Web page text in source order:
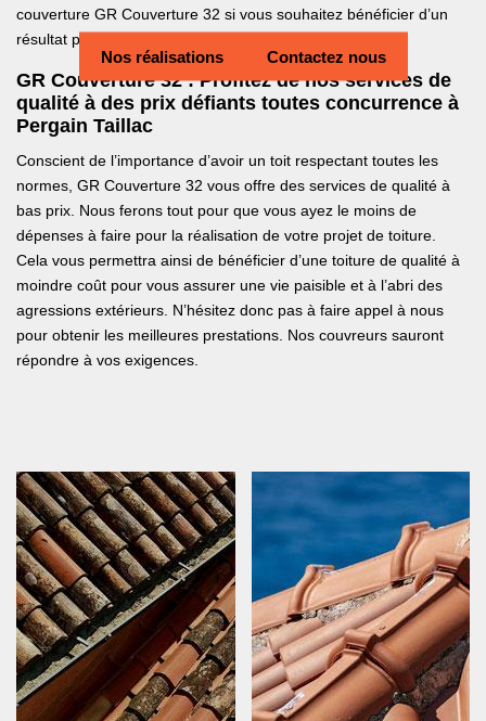
Nos réalisations Contactez nous
couverture GR Couverture 32 si vous souhaitez bénéficier d’un
résultat parfait.
GR Couverture 32 : Profitez de nos services de
qualité à des prix défiants toutes concurrence à
Pergain Taillac
Conscient de l’importance d’avoir un toit respectant toutes les
normes, GR Couverture 32 vous offre des services de qualité à
bas prix. Nous ferons tout pour que vous ayez le moins de
dépenses à faire pour la réalisation de votre projet de toiture.
Cela vous permettra ainsi de bénéficier d’une toiture de qualité à
moindre coût pour vous assurer une vie paisible et à l’abri des
agressions extérieurs. N’hésitez donc pas à faire appel à nous
pour obtenir les meilleures prestations. Nos couvreurs sauront
répondre à vos exigences.